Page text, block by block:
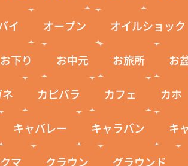
イ オープン オイルショック
お下り お中元 お旅所 お
カピバラ カフェ カホ
キャバレー キャラバン キ
クマ クラウン グラウンド